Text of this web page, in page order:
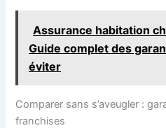
Assurance habitation
Guide complet des
éviter
Comparer sans s’aveugler :
franchises